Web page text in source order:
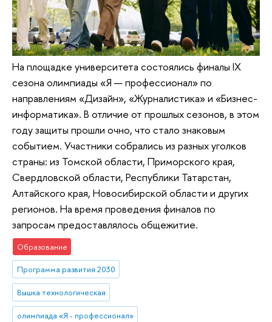
На площадке университета состоялись финалы IX
сезона олимпиады «Я — профессионал» по
направлениям «Дизайн», «Журналистика» и «Бизнес-
информатика». В отличие от прошлых сезонов, в этом
году защиты прошли очно, что стало знаковым
событием. Участники собрались из разных уголков
страны: из Томской области, Приморского края,
Свердловской области, Республики Татарстан,
Алтайского края, Новосибирской области и других
регионов. На время проведения финалов по
запросам предоставлялось общежитие.
Образование
Программа развития 2030
Вышка технологическая
олимпиада «Я - профессионал»